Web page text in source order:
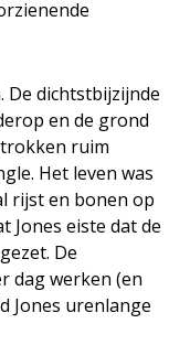
De dichtstbijzijnde
en de grond
ruim
Het leven was
rijst en bonen op
Jones eiste dat de
De
dag werken (en
Jones urenlange